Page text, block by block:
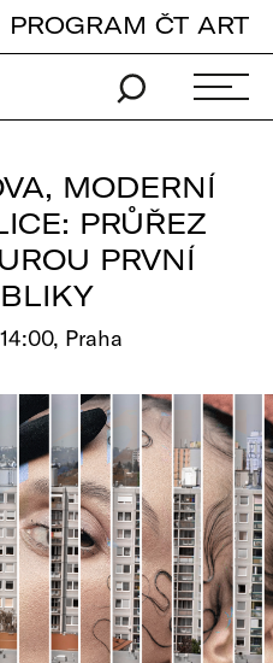
PROGRAM ČT ART
MODERNÍ
PRŮŘEZ
PRVNÍ
Praha